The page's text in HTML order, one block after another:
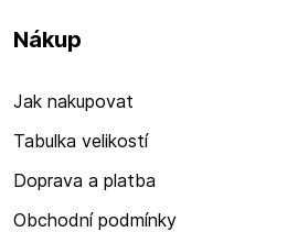
Nákup
Jak nakupovat
Tabulka velikostí
Doprava a platba
Obchodní podmínky